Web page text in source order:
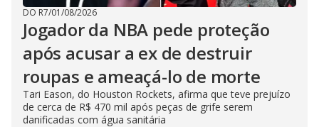
DO R7/01/08/2026
Jogador da NBA pede proteção
após acusar a ex de destruir
roupas e ameaçá-lo de morte
Tari Eason, do Houston Rockets, afirma que teve prejuízo
de cerca de R$ 470 mil após peças de grife serem
danificadas com água sanitária